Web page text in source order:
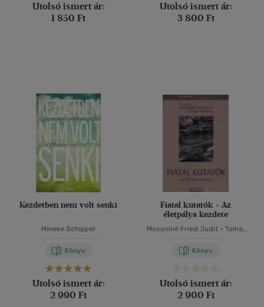
Utolsó ismert ár:
1 850 Ft
Utolsó ismert ár:
3 800 Ft
Kezdetben nem volt senki
Mineke Schipper
Könyv
Utolsó ismert ár:
2 990 Ft
Fiatal kutatók - Az
életpálya kezdete
Mosoniné Fried Judit - Tolnai
Könyv
Utolsó ismert ár:
2 900 Ft